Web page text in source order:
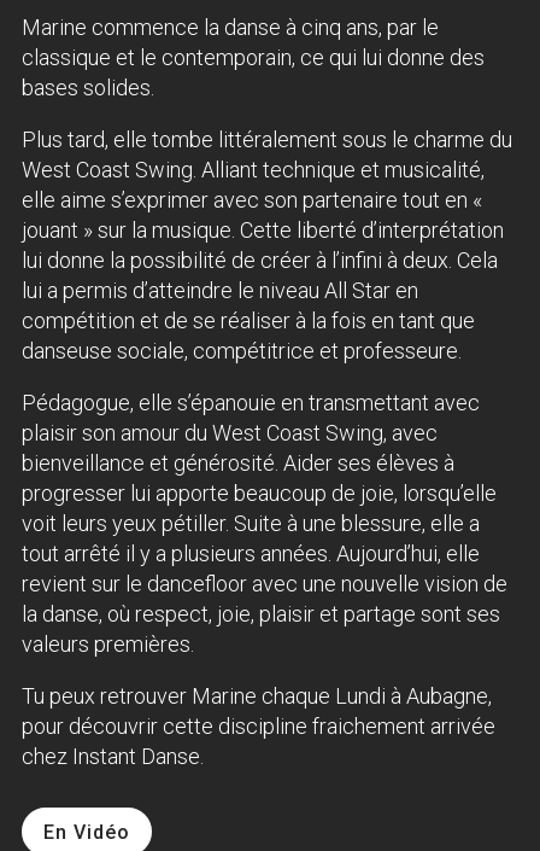
Marine commence la danse à cinq ans, par le
classique et le contemporain, ce qui lui donne des
bases solides.
Plus tard, elle tombe littéralement sous le charme du
West Coast Swing. Alliant technique et musicalité,
elle aime s’exprimer avec son partenaire tout en «
jouant » sur la musique. Cette liberté d’interprétation
lui donne la possibilité de créer à l’infini à deux. Cela
lui a permis d’atteindre le niveau All Star en
compétition et de se réaliser à la fois en tant que
danseuse sociale, compétitrice et professeure.
Pédagogue, elle s’épanouie en transmettant avec
plaisir son amour du West Coast Swing, avec
bienveillance et générosité. Aider ses élèves à
progresser lui apporte beaucoup de joie, lorsqu’elle
voit leurs yeux pétiller. Suite à une blessure, elle a
tout arrêté il y a plusieurs années. Aujourd’hui, elle
revient sur le dancefloor avec une nouvelle vision de
la danse, où respect, joie, plaisir et partage sont ses
valeurs premières.
Tu peux retrouver Marine chaque Lundi à Aubagne,
pour découvrir cette discipline fraichement arrivée
chez Instant Danse.
En Vidéo